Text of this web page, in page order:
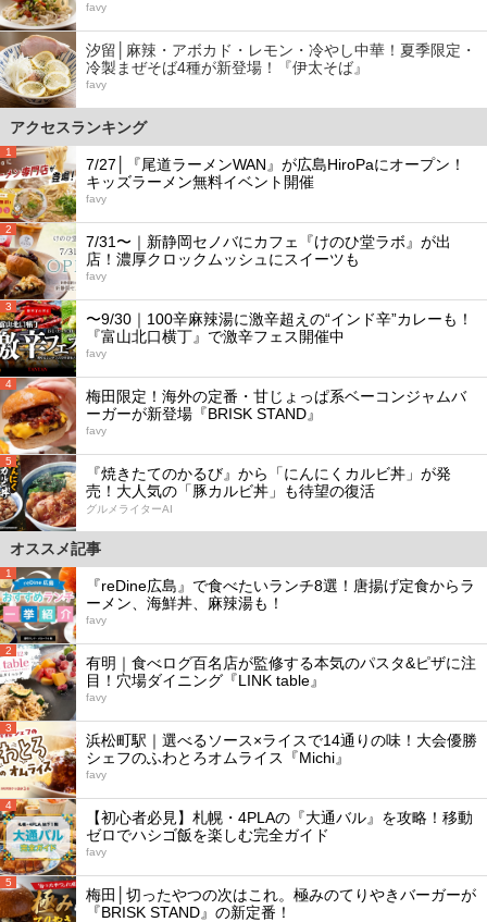
favy
汐留│麻辣・アボカド・レモン・冷やし中華！夏季限定・
冷製まぜそば4種が新登場！『伊太そば』
favy
アクセスランキング
1
7/27│『尾道ラーメンWAN』が広島HiroPaにオープン！
キッズラーメン無料イベント開催
favy
2
7/31〜｜新静岡セノバにカフェ『けのひ堂ラボ』が出
店！濃厚クロックムッシュにスイーツも
favy
3
〜9/30｜100辛麻辣湯に激辛超えの“インド辛”カレーも！
『富山北口横丁』で激辛フェス開催中
favy
4
梅田限定！海外の定番・甘じょっぱ系ベーコンジャムバ
ーガーが新登場『BRISK STAND』
favy
5
『焼きたてのかるび』から「にんにくカルビ丼」が発
売！大人気の「豚カルビ丼」も待望の復活
グルメライターAI
オススメ記事
1
『reDine広島』で食べたいランチ8選！唐揚げ定食からラ
ーメン、海鮮丼、麻辣湯も！
favy
2
有明｜食べログ百名店が監修する本気のパスタ&ピザに注
目！穴場ダイニング『LINK table』
favy
3
浜松町駅｜選べるソース×ライスで14通りの味！大会優勝
シェフのふわとろオムライス『Michi』
favy
4
【初心者必見】札幌・4PLAの『大通バル』を攻略！移動
ゼロでハシゴ飯を楽しむ完全ガイド
favy
5
梅田│切ったやつの次はこれ。極みのてりやきバーガーが
『BRISK STAND』の新定番！